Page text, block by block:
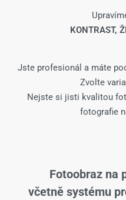
KONTRAST,
Jste profesionál a máte
Zvolte
Nejste si jisti kvalitou
fotografie
Fotoobraz na
včetně systému